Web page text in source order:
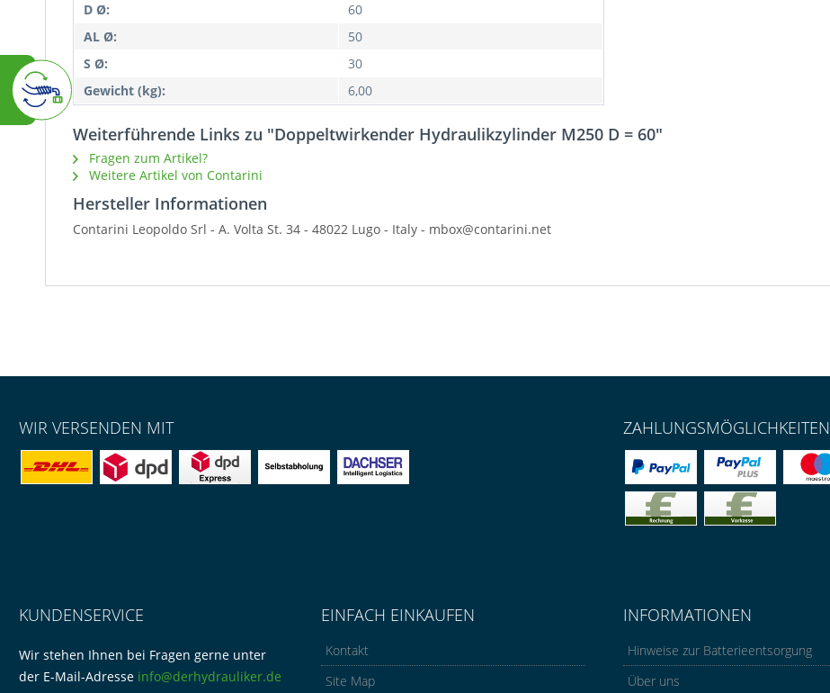
D Ø:
60
AL Ø:
50
S Ø:
30
Gewicht (kg):
6,00
Weiterführende Links zu "Doppeltwirkender Hydraulikzylinder M250 D = 60"
Fragen zum Artikel?
Weitere Artikel von Contarini
Hersteller Informationen
Contarini Leopoldo Srl - A. Volta St. 34 - 48022 Lugo - Italy - mbox@contarini.net
WIR VERSENDEN MIT ZAHLUNGSMÖGLICHKEITEN
KUNDENSERVICE
Wir stehen Ihnen bei Fragen gerne unter
der E-Mail-Adresse info@derhydrauliker.de
EINFACH EINKAUFEN
Kontakt
Site Map
INFORMATIONEN
Hinweise zur Batterieentsorgung
Über uns